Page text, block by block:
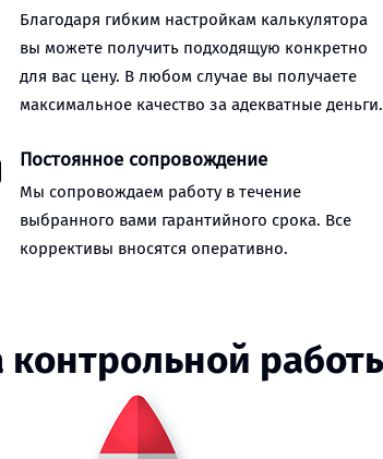
Благодаря гибким настройкам калькулятора
вы можете получить подходящую конкретно
для вас цену. В любом случае вы получаете
максимальное качество за адекватные деньги.
Постоянное сопровождение
Мы сопровождаем работу в течение
выбранного вами гарантийного срока. Все
коррективы вносятся оперативно.
контрольной